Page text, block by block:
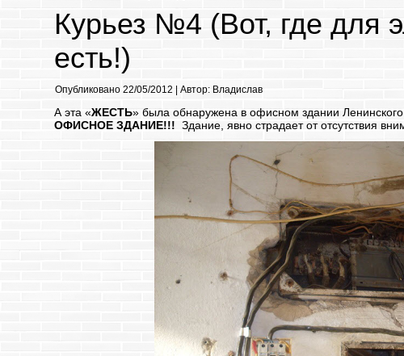
Курьез №4 (Вот, где для
есть!)
Опубликовано 22/05/2012 |Автор: Владислав
А эта «ЖЕСТЬ» была обнаружена в офисном здании
ОФИСНОЕ ЗДАНИЕ!!! Здание, явно страдает от отсутствия